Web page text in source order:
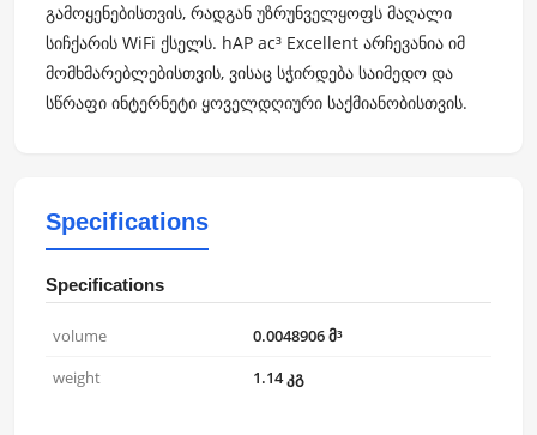
გამოყენებისთვის, რადგან უზრუნველყოფს მაღალი
სიჩქარის WiFi ქსელს. hAP ac³ Excellent არჩევანია იმ
მომხმარებლებისთვის, ვისაც სჭირდება საიმედო და
სწრაფი ინტერნეტი ყოველდღიური საქმიანობისთვის.
Specifications
Specifications
volume
0.0048906 მ³
weight
1.14 კგ